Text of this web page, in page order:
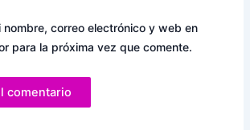
nombre, correo electrónico y web en
para la próxima vez que comente.